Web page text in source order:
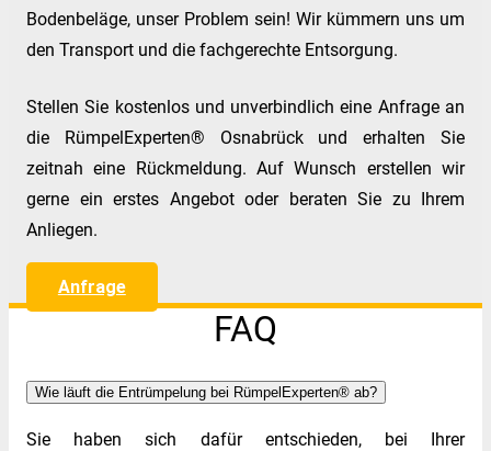
Bodenbeläge, unser Problem sein! Wir kümmern uns um
den Transport und die fachgerechte Entsorgung.
Stellen Sie kostenlos und unverbindlich eine Anfrage an
die RümpelExperten® Osnabrück und erhalten Sie
zeitnah eine Rückmeldung. Auf Wunsch erstellen wir
gerne ein erstes Angebot oder beraten Sie zu Ihrem
Anliegen.
Anfrage
FAQ
Wie läuft die Entrümpelung bei RümpelExperten® ab?
Sie haben sich dafür entschieden, bei Ihrer